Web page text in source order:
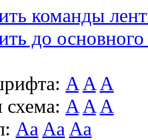
команды
до основного
A A A
схема: A A A
Aa Aa Aa